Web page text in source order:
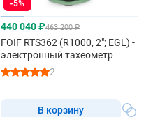
-5%
440 040 ₽463 200 ₽
FOIF RTS362 (R1000, 2"; EGL) -
электронный тахеометр
2
В корзину